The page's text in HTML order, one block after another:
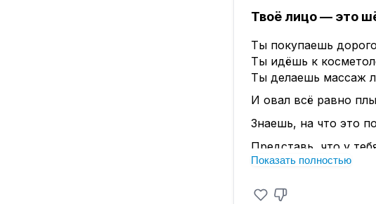
Твоё лицо — это
Ты покупаешь
Ты идёшь к
Ты делаешь массаж
И овал всё равно
Знаешь, на что это
Представь, что у
Дорогая ткань.
И ты вешаешь его
Показать полностью